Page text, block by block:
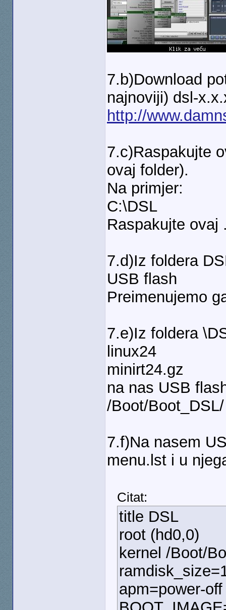
7.b)Download
najnoviji) dsl-
http://
7.c)Raspakujte
ovaj folder).
Na primjer:
C:\DSL
Raspakujte ovaj
7.d)Iz foldera
USB flash
Preimenujemo
7.e)Iz foldera
linux24
minirt24.gz
na nas USB
/Boot/
7.f)Na nasem
menu.lst i u
Citat:
title DSL
root (hd0,0)
kernel /Boot/
apm=power-